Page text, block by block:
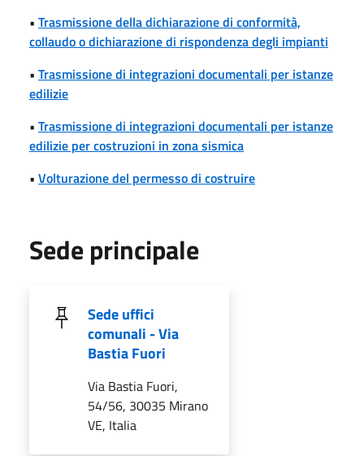
• Trasmissione della dichiarazione di conformità,
collaudo o dichiarazione di rispondenza degli impianti
• Trasmissione di integrazioni documentali per istanze
edilizie
• Trasmissione di integrazioni documentali per istanze
edilizie per costruzioni in zona sismica
• Volturazione del permesso di costruire
Sede principale
Sede uffici
comunali - Via
Bastia Fuori
Via Bastia Fuori,
54/56, 30035 Mirano
VE, Italia